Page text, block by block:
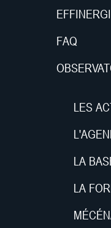
FAQ
LES
LA
LA